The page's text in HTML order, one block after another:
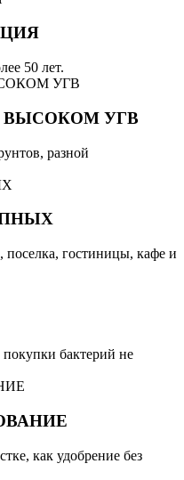
50 лет.
ВЫСОКОМ УГВ
разной
поселка, гостиницы, кафе и
бактерий не
как удобрение без